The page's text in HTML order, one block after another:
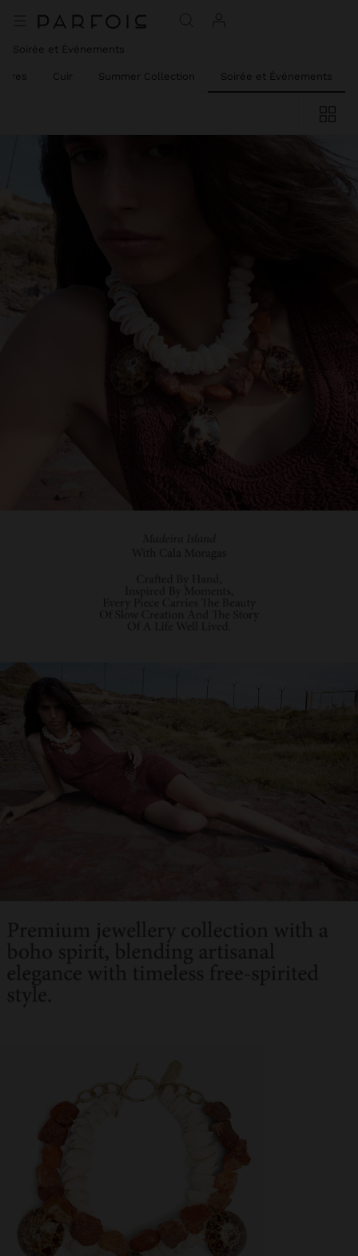
Soirée et Événements
Cuir Summer Collection Soirée et Événements